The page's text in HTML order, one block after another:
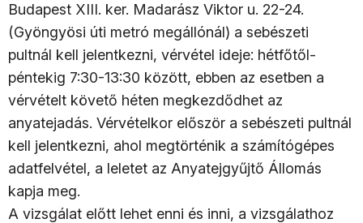
Budapest XIII. ker. Madarász Viktor u. 22-24.
(Gyöngyösi úti metró megállónál) a sebészeti
pultnál kell jelentkezni, vérvétel ideje: hétfőtől-
péntekig 7:30-13:30 között, ebben az esetben a
vérvételt követő héten megkezdődhet az
anyatejadás. Vérvételkor először a sebészeti pultnál
kell jelentkezni, ahol megtörténik a számítógépes
adatfelvétel, a leletet az Anyatejgyűjtő Állomás
kapja meg.
A vizsgálat előtt lehet enni és inni, a vizsgálathoz